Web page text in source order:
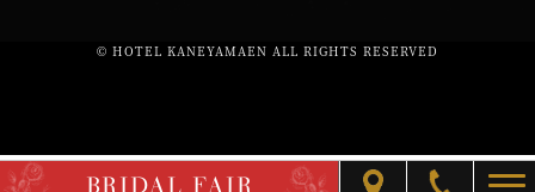
© HOTEL KANEYAMAEN ALL RIGHTS RESERVED
BRIDAL FAIR